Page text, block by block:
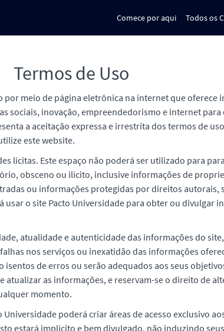
Comece por aqui Todos os
Termos de Uso
meio de página eletrônica na internet que oferece
sociais, inovação, empreendedorismo e internet
a aceitação expressa e irrestrita dos termos de
este website.
lícitas. Este espaço não poderá ser utilizado para
obsceno ou ilícito, inclusive informações de
ou informações protegidas por direitos autorais,
o site Pacto Universidade para obter ou divulgar
atualidade e autenticidade das informações do
nos serviços ou inexatidão das informações
de erros ou serão adequados aos seus
as informações, e reservam-se o direito de
momento.
poderá criar áreas de acesso exclusivo
estará implícito e bem divulgado, não induzindo